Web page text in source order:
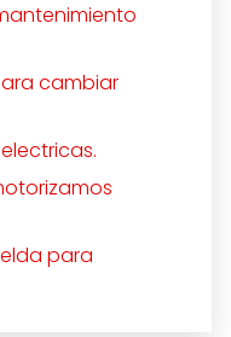
cambiar
para